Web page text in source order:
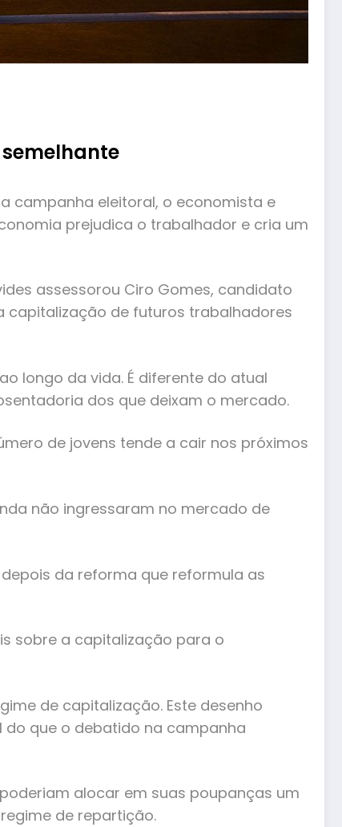
campanha eleitoral, o economista e
prejudica o trabalhador e cria um
assessorou Ciro Gomes, candidato
capitalização de futuros trabalhadores
longo da vida. É diferente do atual
dos que deixam o mercado.
de jovens tende a cair nos próximos
não ingressaram no mercado de
da reforma que reformula as
sobre a capitalização para o
de capitalização. Este desenho
do que o debatido na campanha
alocar em suas poupanças um
de repartição.